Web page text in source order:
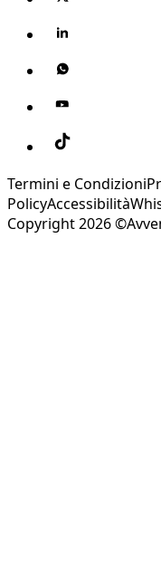
Termini e Condizioni
PolicyAccessibilità
Copyright 2026